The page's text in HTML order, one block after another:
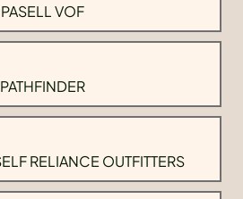
PASELL VOF
PATHFINDER
RELIANCE OUTFITTERS